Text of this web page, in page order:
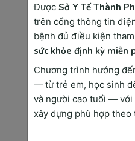
giúp bác sĩ dự đoán
cơ nhiễm virus viêm
ra giải pháp khắc phục
ngừa các ảnh hưởng của
Được Sở Y Tế Thành
trên cổng thông tin
bệnh đủ điều kiện
sức khỏe định kỳ miễn
Chương trình hướng
— từ trẻ em, học sinh
và người cao tuổi — với
xây dựng phù hợp theo